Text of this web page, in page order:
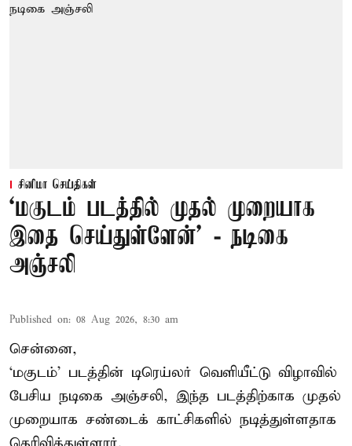
சினிமா செய்திகள்
‘மகுடம் படத்தில் முதல் முறையாக
இதை செய்துள்ளேன்’ - நடிகை
அஞ்சலி
Published on: 08 Aug 2026, 8:30 am
சென்னை,
‘மகுடம்’ படத்தின் டிரெய்லர் வெளியீட்டு விழாவில்
பேசிய நடிகை அஞ்சலி, இந்த படத்திற்காக முதல்
முறையாக சண்டைக் காட்சிகளில் நடித்துள்ளதாக